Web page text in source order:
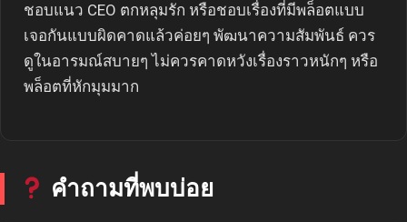
ชอบแนว CEO ตกหลุมรัก หรือชอบเรื่องที่มีพล็อตแบบ
เจอกันแบบผิดคาดแล้วค่อยๆ พัฒนาความสัมพันธ์ ควร
ดูในอารมณ์สบายๆ ไม่ควรคาดหวังเรื่องราวหนักๆ หรือ
พล็อตที่หักมุมมาก
คำถามที่พบบ่อย